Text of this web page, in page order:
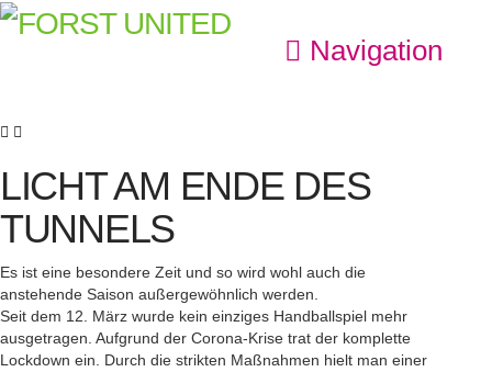
Navigation
LICHT AM ENDE DES
TUNNELS
Es ist eine besondere Zeit und so wird wohl auch die
anstehende Saison außergewöhnlich werden.
Seit dem 12. März wurde kein einziges Handballspiel mehr
ausgetragen. Aufgrund der Corona-Krise trat der komplette
Lockdown ein. Durch die strikten Maßnahmen hielt man einer